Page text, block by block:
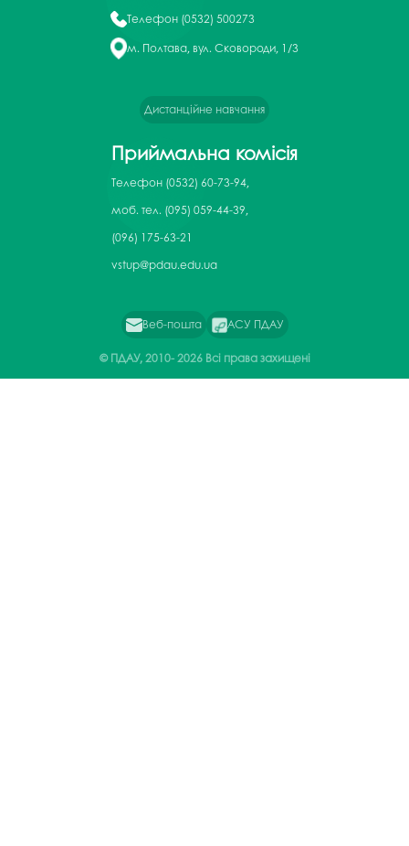
Телефон (0532) 500273
м. Полтава, вул. Сковороди, 1/3
Дистанційне навчання
Приймальна комісія
Телефон (0532) 60-73-94,
моб. тел. (095) 059-44-39,
(096) 175-63-21
vstup@pdau.edu.ua
Веб-пошта АСУ ПДАУ
© ПДАУ, 2010-2026 Всі права захищені